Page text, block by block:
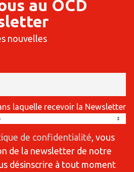
au OCD
nouvelles
laquelle recevoir la Newsletter
de confidentialité , vous
de la newsletter de notre
désinscrire à tout moment